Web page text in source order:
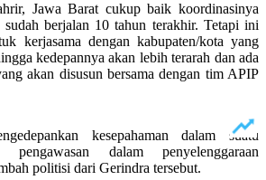
Jawa Barat cukup baik koordinasinya
berjalan 10 tahun terakhir. Tetapi ini
kerjasama dengan kabupaten/kota yang
kedepannya akan lebih terarah dan ada
akan disusun bersama dengan tim APIP
kesepahaman dalam suatu
pengawasan dalam penyelenggaraan
politisi dari Gerindra tersebut.